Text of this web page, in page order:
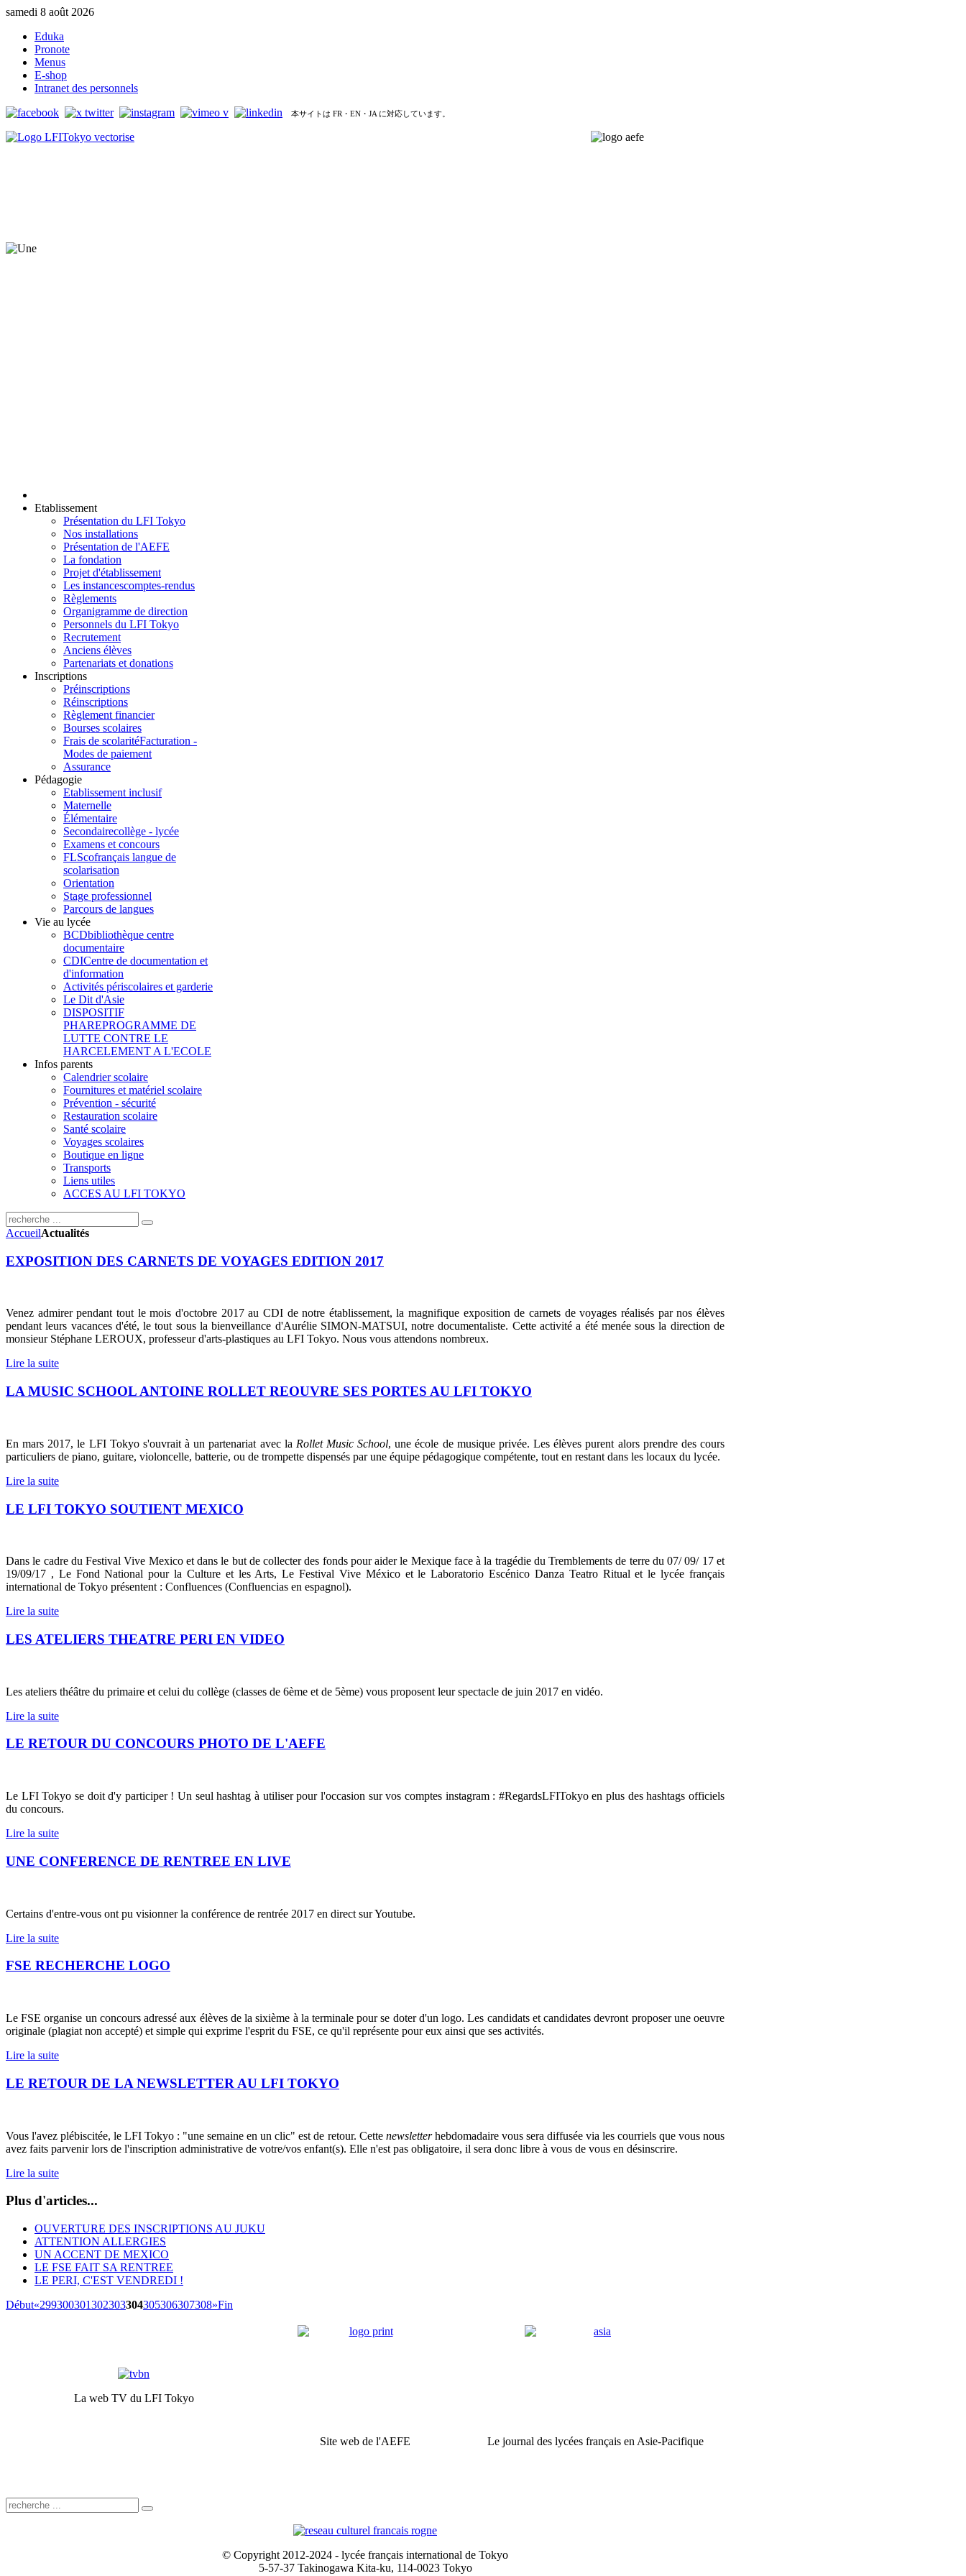
samedi 8 août 2026
Eduka
Pronote
Menus
E-shop
Intranet des personnels
本サイトは FR・EN・JA に対応しています。
Etablissement
Présentation du LFI Tokyo
Nos installations
Présentation de l'AEFE
La fondation
Projet d'établissement
Les instancescomptes-rendus
Règlements
Organigramme de direction
Personnels du LFI Tokyo
Recrutement
Anciens élèves
Partenariats et donations
Inscriptions
Préinscriptions
Réinscriptions
Règlement financier
Bourses scolaires
Frais de scolaritéFacturation -
Modes de paiement
Assurance
Pédagogie
Etablissement inclusif
Maternelle
Élémentaire
Secondairecollège - lycée
Examens et concours
FLScofrançais langue de
scolarisation
Orientation
Stage professionnel
Parcours de langues
Vie au lycée
BCDbibliothèque centre
documentaire
CDICentre de documentation et
d'information
Activités périscolaires et garderie
Le Dit d'Asie
DISPOSITIF
PHAREPROGRAMME DE
LUTTE CONTRE LE
HARCELEMENT A L'ECOLE
Infos parents
Calendrier scolaire
Fournitures et matériel scolaire
Prévention - sécurité
Restauration scolaire
Santé scolaire
Voyages scolaires
Boutique en ligne
Transports
Liens utiles
ACCES AU LFI TOKYO
AccueilActualités
EXPOSITION DES CARNETS DE VOYAGES EDITION 2017
Venez admirer pendant tout le mois d'octobre 2017 au CDI de notre établissement, la magnifique exposition de carnets de voyages réalisés par nos élèves
pendant leurs vacances d'été, le tout sous la bienveillance d'Aurélie SIMON-MATSUI, notre documentaliste. Cette activité a été menée sous la direction de
monsieur Stéphane LEROUX, professeur d'arts-plastiques au LFI Tokyo. Nous vous attendons nombreux.
Lire la suite
LA MUSIC SCHOOL ANTOINE ROLLET REOUVRE SES PORTES AU LFI TOKYO
En mars 2017, le LFI Tokyo s'ouvrait à un partenariat avec la Rollet Music School, une école de musique privée. Les élèves purent alors prendre des cours
particuliers de piano, guitare, violoncelle, batterie, ou de trompette dispensés par une équipe pédagogique compétente, tout en restant dans les locaux du lycée.
Lire la suite
LE LFI TOKYO SOUTIENT MEXICO
Dans le cadre du Festival Vive Mexico et dans le but de collecter des fonds pour aider le Mexique face à la tragédie du Tremblements de terre du 07/ 09/ 17 et
19/09/17 , Le Fond National pour la Culture et les Arts, Le Festival Vive México et le Laboratorio Escénico Danza Teatro Ritual et le lycée français
international de Tokyo présentent : Confluences (Confluencias en espagnol).
Lire la suite
LES ATELIERS THEATRE PERI EN VIDEO
Les ateliers théâtre du primaire et celui du collège (classes de 6ème et de 5ème) vous proposent leur spectacle de juin 2017 en vidéo.
Lire la suite
LE RETOUR DU CONCOURS PHOTO DE L'AEFE
Le LFI Tokyo se doit d'y participer ! Un seul hashtag à utiliser pour l'occasion sur vos comptes instagram : #RegardsLFITokyo en plus des hashtags officiels
du concours.
Lire la suite
UNE CONFERENCE DE RENTREE EN LIVE
Certains d'entre-vous ont pu visionner la conférence de rentrée 2017 en direct sur Youtube.
Lire la suite
FSE RECHERCHE LOGO
Le FSE organise un concours adressé aux élèves de la sixième à la terminale pour se doter d'un logo.Les candidats et candidates devront proposer une oeuvre
originale (plagiat non accepté) et simple qui exprime l'esprit du FSE, ce qu'il représente pour eux ainsi que ses activités.
Lire la suite
LE RETOUR DE LA NEWSLETTER AU LFI TOKYO
Vous l'avez plébiscitée, le LFI Tokyo : "une semaine en un clic" est de retour. Cette newsletterhebdomadaire vous sera diffusée via les courriels que vous nous
avez faits parvenir lors de l'inscription administrative de votre/vos enfant(s). Elle n'est pas obligatoire, il sera donc libre à vous de vous en désinscrire.
Lire la suite
Plus d'articles...
OUVERTURE DES INSCRIPTIONS AU JUKU
ATTENTION ALLERGIES
UN ACCENT DE MEXICO
LE FSE FAIT SA RENTREE
LE PERI, C'EST VENDREDI !
Début«299300301302303304305306307308»Fin
La web TV du LFI Tokyo
Site web de l'AEFE Le journal des lycées français en Asie-Pacifique
© Copyright 2012-2024 - lycée français international de Tokyo
5-57-37 Takinogawa Kita-ku, 114-0023 Tokyo